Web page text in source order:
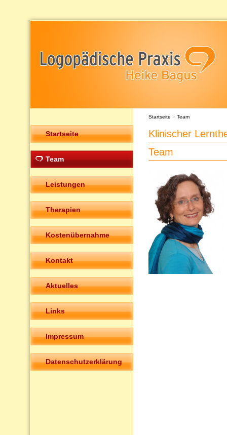
Startseite
Team
Leistungen
Therapien
Kostenübernahme
Kontakt
Aktuelles
Links
Impressum
Datenschutzerklärung
Startseite > Team
Klinischer
Team